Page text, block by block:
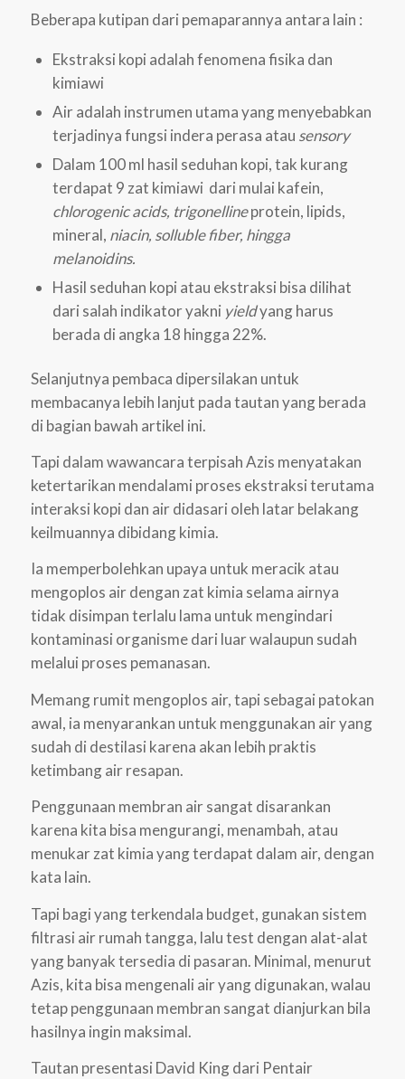
Beberapa kutipan dari pemaparannya antara lain :
Ekstraksi kopi adalah fenomena fisika dan
kimiawi
Air adalah instrumen utama yang menyebabkan
terjadinya fungsi indera perasa atau sensory
Dalam 100 ml hasil seduhan kopi, tak kurang
terdapat 9 zat kimiawi dari mulai kafein,
chlorogenic acids, trigonellineprotein, lipids,
mineral, niacin, solluble fiber, hingga
melanoidins.
Hasil seduhan kopi atau ekstraksi bisa dilihat
dari salah indikator yakni yieldyang harus
berada di angka 18 hingga 22%.
Selanjutnya pembaca dipersilakan untuk
membacanya lebih lanjut pada tautan yang berada
di bagian bawah artikel ini.
Tapi dalam wawancara terpisah Azis menyatakan
ketertarikan mendalami proses ekstraksi terutama
interaksi kopi dan air didasari oleh latar belakang
keilmuannya dibidang kimia.
Ia memperbolehkan upaya untuk meracik atau
mengoplos air dengan zat kimia selama airnya
tidak disimpan terlalu lama untuk mengindari
kontaminasi organisme dari luar walaupun sudah
melalui proses pemanasan.
Memang rumit mengoplos air, tapi sebagai patokan
awal, ia menyarankan untuk menggunakan air yang
sudah di destilasi karena akan lebih praktis
ketimbang air resapan.
Penggunaan membran air sangat disarankan
karena kita bisa mengurangi, menambah, atau
menukar zat kimia yang terdapat dalam air, dengan
kata lain.
Tapi bagi yang terkendala budget, gunakan sistem
filtrasi air rumah tangga, lalu test dengan alat-alat
yang banyak tersedia di pasaran. Minimal, menurut
Azis, kita bisa mengenali air yang digunakan, walau
tetap penggunaan membran sangat dianjurkan bila
hasilnya ingin maksimal.
Tautan presentasi David King dari Pentair